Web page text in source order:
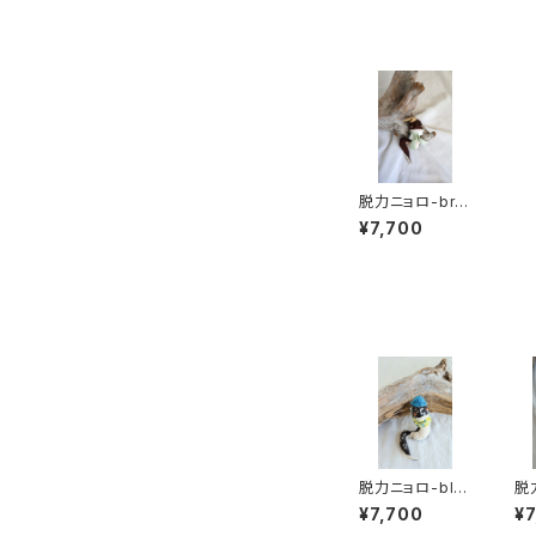
脱力ニョロ-bro
wn
¥7,700
脱力ニョロ-bla
ck
¥7,700
脱